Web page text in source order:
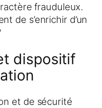
frauduleux.
de s’enrichir d’un
dispositif
et de sécurité